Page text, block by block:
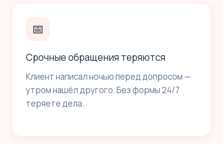
📅
Срочные обращения теряются
Клиент написал ночью перед допросом —
утром нашёл другого. Без формы 24/7
теряете дела.